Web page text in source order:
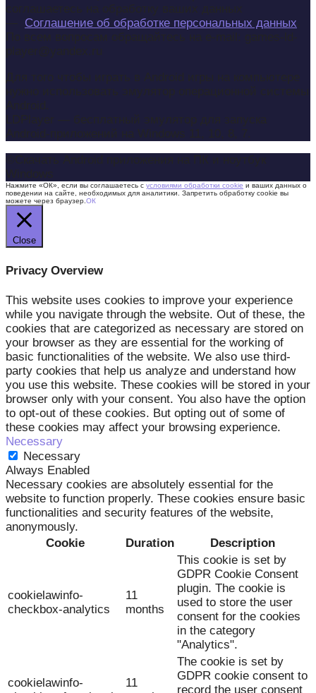
Соглашение об обработке персональных данных
Нажмите «ОК», если вы соглашаетесь с условиями обработки cookie и ваших данных о
поведении на сайте, необходимых для аналитики. Запретить обработку cookie вы
можете через браузер. ОК
Close
Privacy Overview
This website uses cookies to improve your experience
while you navigate through the website. Out of these, the
cookies that are categorized as necessary are stored on
your browser as they are essential for the working of
basic functionalities of the website. We also use third-
party cookies that help us analyze and understand how
you use this website. These cookies will be stored in your
browser only with your consent. You also have the option
to opt-out of these cookies. But opting out of some of
these cookies may affect your browsing experience.
Necessary
Necessary
Always Enabled
Necessary cookies are absolutely essential for the
website to function properly. These cookies ensure basic
functionalities and security features of the website,
anonymously.
Cookie
Duration Description
cookielawinfo-
checkbox-analytics
11
months
This cookie is set by
GDPR Cookie Consent
plugin. The cookie is
used to store the user
consent for the cookies
in the category
"Analytics".
cookielawinfo-
11
The cookie is set by
GDPR cookie consent to
record the user consent